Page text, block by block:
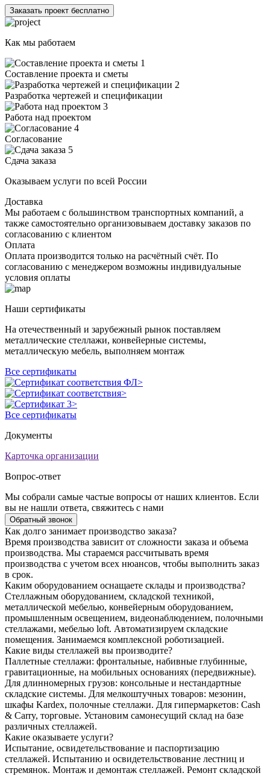
Заказать проект бесплатно
Как мы работаем
1
Составление проекта и сметы
2
Разработка чертежей и спецификации
3
Работа над проектом
4
Согласование
5
Сдача заказа
Оказываем услуги по всей России
Доставка
Мы работаем с большинством транспортных компаний, а
также самостоятельно организовываем доставку заказов по
согласованию с клиентом
Оплата
Оплата производится только на расчётный счёт. По
согласованию с менеджером возможны индивидуальные
условия оплаты
Наши сертификаты
На отечественный и зарубежный рынок поставляем
металлические стеллажи, конвейерные системы,
металлическую мебель, выполняем монтаж
Все сертификаты
Все сертификаты
Документы
Карточка организации
Вопрос-ответ
Мы собрали самые частые вопросы от наших клиентов. Если
вы не нашли ответа, свяжитесь с нами
Обратный звонок
Как долго занимает производство заказа?
Время производства зависит от сложности заказа и объема
производства. Мы стараемся рассчитывать время
производства с учетом всех нюансов, чтобы выполнить заказ
в срок.
Каким оборудованием оснащаете склады и производства?
Стеллажным оборудованием, складской техникой,
металлической мебелью, конвейерным оборудованием,
промышленным освещением, видеонаблюдением, полочными
стеллажами, мебелью loft. Автоматизируем складские
помещения. Занимаемся комплексной роботизацией.
Какие виды стеллажей вы производите?
Паллетные стеллажи: фронтальные, набивные глубинные,
гравитационные, на мобильных основаниях (передвижные).
Для длинномерных грузов: консольные и нестандартные
складские системы. Для мелкоштучных товаров: мезонин,
шкафы Kardex, полочные стеллажи. Для гипермаркетов: Cash
& Carry, торговые. Установим самонесущий склад на базе
различных стеллажей.
Какие оказываете услуги?
Испытание, освидетельствование и паспортизацию
стеллажей. Испытанию и освидетельствование лестниц и
стремянок. Монтаж и демонтаж стеллажей. Ремонт складской